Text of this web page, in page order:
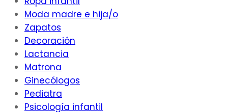
Moda madre e hija/o
Zapatos
Decoración
Lactancia
Matrona
Ginecólogos
Pediatra
Psicología infantil